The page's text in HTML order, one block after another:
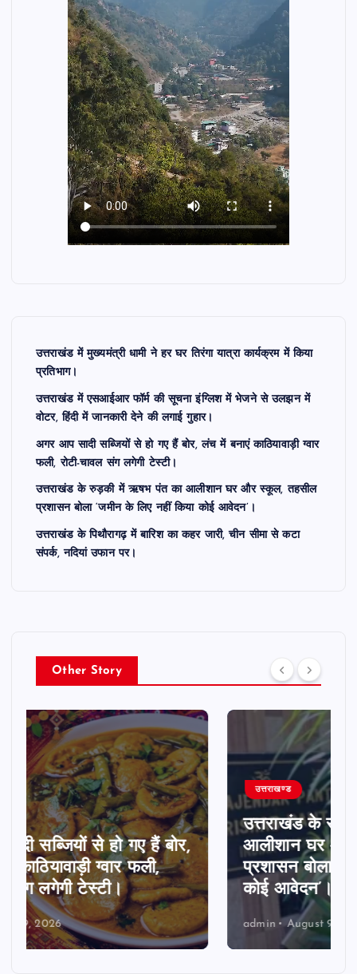
उत्तराखंड में मुख्यमंत्री धामी ने हर घर तिरंगा यात्रा कार्यक्रम में किया
प्रतिभाग।
उत्तराखंड में एसआईआर फॉर्म की सूचना इंग्लिश में भेजने से उलझन में
वोटर, हिंदी में जानकारी देने की लगाई गुहार।
अगर आप सादी सब्जियों से हो गए हैं बोर, लंच में बनाएं काठियावाड़ी ग्वार
फली, रोटी-चावल संग लगेगी टेस्टी।
उत्तराखंड के रुड़की में ऋषभ पंत का आलीशान घर और स्कूल, तहसील
प्रशासन बोला ‘जमीन के लिए नहीं किया कोई आवेदन’।
उत्तराखंड के पिथौरागढ़ में बारिश का कहर जारी, चीन सीमा से कटा
संपर्क, नदियां उफान पर।
Other Story
उत्तराखण्ड
उत्तराखंड के रुड़की में ऋषभ पंत का
आलीशान घर और स्कूल, तहसील
प्रशासन बोला ‘जमीन के लिए नहीं किया
कोई आवेदन’।
admin August 9, 2026